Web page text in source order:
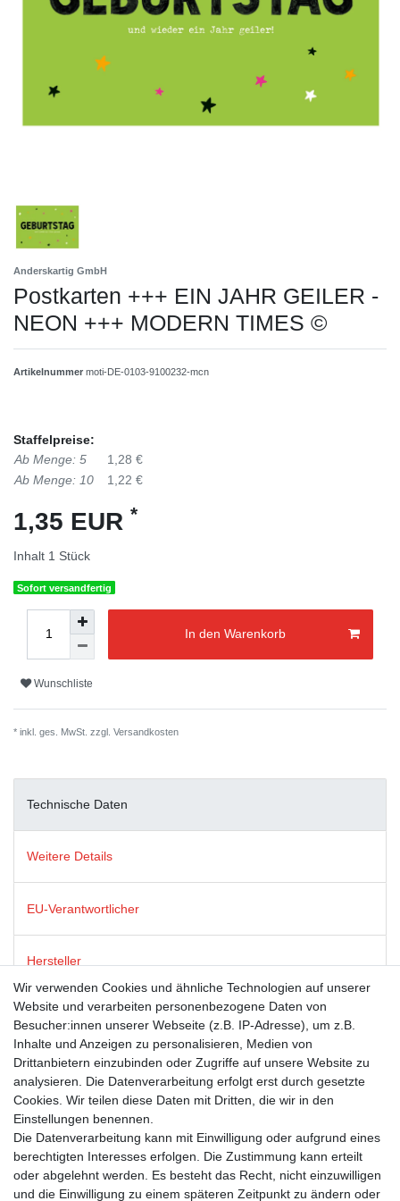
Anderskartig GmbH
Postkarten +++ EIN JAHR GEILER -
NEON +++ MODERN TIMES ©
Artikelnummer moti-DE-0103-9100232-mcn
Staffelpreise:
Ab Menge: 5
1,28 €
Ab Menge: 10
1,22 €
1,35 EUR *
Inhalt 1 Stück
Sofort versandfertig
In den Warenkorb
Wunschliste
* inkl. ges. MwSt. zzgl. Versandkosten
Technische Daten
Weitere Details
EU-Verantwortlicher
Hersteller
Dies ist ein Produkt der Firma modern times, die für ein breites
(und oft schelmisches) Grinsen an tausenden Postkarten-
Ständern in Deutschland, Österreich und der Schweiz sorgt.
Neben humorvollen Postkarten steht ebenso für Post- und
Grußkarten mit renommierten Lizenzthemen wie GEO,
Sandmann und die Sendung mit der Maus. Das Sortiment runden
ausgesuchte, witzige Geschenkartikel ab.
Wir verwenden Cookies und ähnliche Technologien auf unserer
Website und verarbeiten personenbezogene Daten von
Besucher:innen unserer Webseite (z.B. IP-Adresse), um z.B.
Inhalte und Anzeigen zu personalisieren, Medien von
Drittanbietern einzubinden oder Zugriffe auf unsere Website zu
analysieren. Die Datenverarbeitung erfolgt erst durch gesetzte
Cookies. Wir teilen diese Daten mit Dritten, die wir in den
Einstellungen benennen.
Die Datenverarbeitung kann mit Einwilligung oder aufgrund eines
berechtigten Interesses erfolgen. Die Zustimmung kann erteilt
oder abgelehnt werden. Es besteht das Recht, nicht einzuwilligen
und die Einwilligung zu einem späteren Zeitpunkt zu ändern oder